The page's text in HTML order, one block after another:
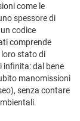
come le
spessore di
codice
comprende
loro stato di
infinita: dal bene
manomissioni
senza contare